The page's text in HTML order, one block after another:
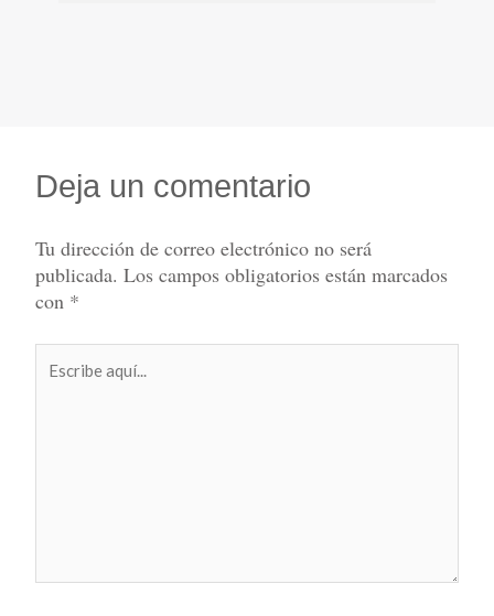
Deja un comentario
Tu dirección de correo electrónico no será
publicada. Los campos obligatorios están marcados
con *
aquí...